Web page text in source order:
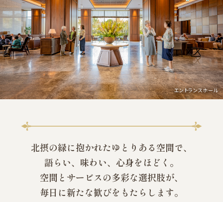
エントランスホール
北摂の緑に抱かれたゆとりある空間で、
語らい、味わい、心身をほどく。
空間とサービスの多彩な選択肢が、
毎日に新たな歓びをもたらします。